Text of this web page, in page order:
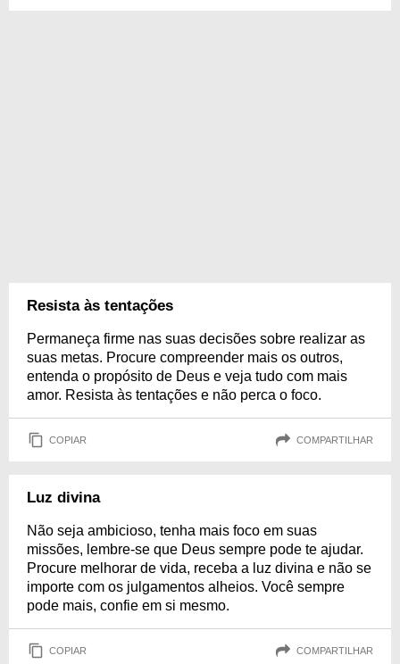
Resista às tentações
Permaneça firme nas suas decisões sobre realizar as
suas metas. Procure compreender mais os outros,
entenda o propósito de Deus e veja tudo com mais
amor. Resista às tentações e não perca o foco.
COPIAR COMPARTILHAR
Luz divina
Não seja ambicioso, tenha mais foco em suas
missões, lembre-se que Deus sempre pode te ajudar.
Procure melhorar de vida, receba a luz divina e não se
importe com os julgamentos alheios. Você sempre
pode mais, confie em si mesmo.
COPIAR COMPARTILHAR